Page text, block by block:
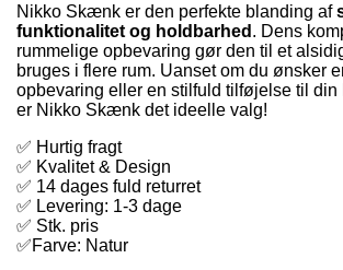
Nikko Skænk er den perfekte blanding af
funktionalitet og holdbarhed . Dens
rummelige opbevaring gør den til et
bruges i flere rum. Uanset om du ønsker
opbevaring eller en stilfuld tilføjelse til din
er Nikko Skænk det ideelle valg!
✅ Hurtig fragt
✅ Kvalitet & Design
✅ 14 dages fuld returret
✅ Levering: 1-3 dage
✅ Stk. pris
✅Farve: Natur